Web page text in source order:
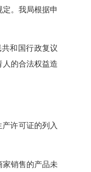
。我局根据申
和国行政复议
的合法权益造
许可证的列入
销售的产品未